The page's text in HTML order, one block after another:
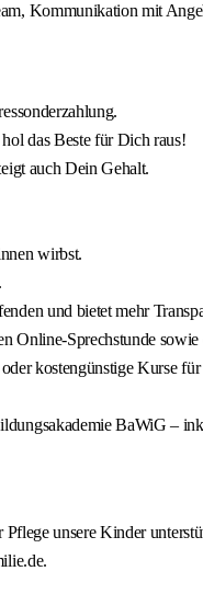
Kommunikation mit
das Beste für Dich raus!
auch Dein Gehalt.
wirbst.
und bietet mehr
kostengünstige Kurse
BaWiG –
unsere Kinder